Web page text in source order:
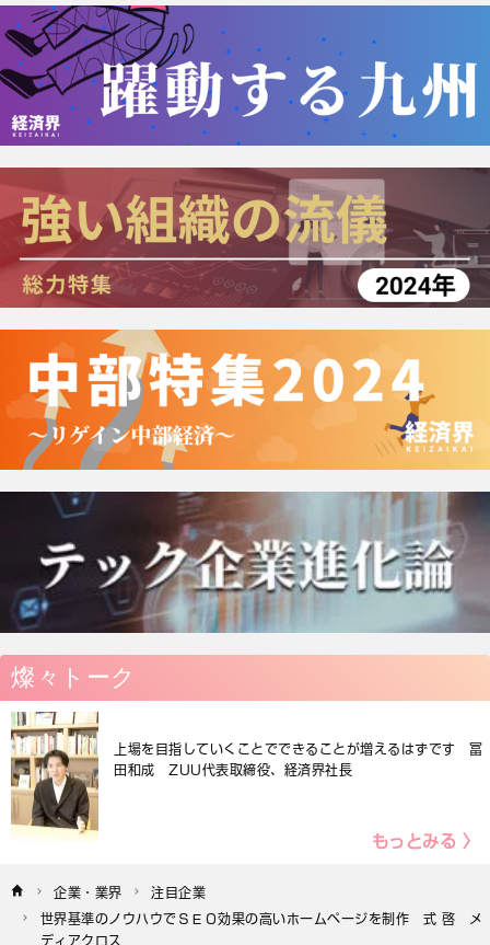
燦々トーク
上場を目指していくことでできることが増えるはずです 冨
田和成 ZUU代表取締役、経済界社長
もっとみる 〉
企業・業界
注目企業
世界基準のノウハウでＳＥＯ効果の高いホームページを制作　式 啓　メ
ディアクロス